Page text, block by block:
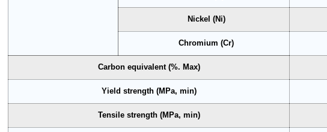
Nickel (Ni)
Chromium (Cr)
Carbon equivalent (%. Max)
Yield strength (MPa, min)
Tensile strength (MPa, min)